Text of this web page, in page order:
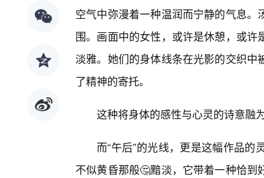
空气中弥漫着一种温润而宁静的气息
围。画面中的女性，或许是休憩，或
淡雅。她们的身体线条在光影的交织
了精神的寄托。
这种将身体的感性与心灵的诗意融
而“午后”的光线，更是这幅作品
不似黄昏那般🤔黯淡，它带着一种恰